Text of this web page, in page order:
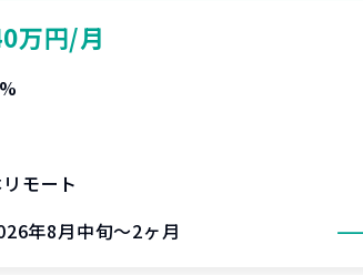
万円/月
モート
年8月中旬～2ヶ月